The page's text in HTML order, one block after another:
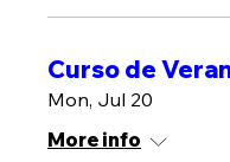
Curso de
Mon, Jul 20
More info